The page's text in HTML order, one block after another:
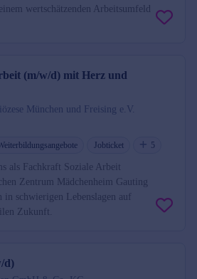
wertschätzenden Arbeitsumfeld
(m/w/d) mit Herz und
München und Freising e.V.
Jobticket 5
als Fachkraft Soziale Arbeit
Zentrum Mädchenheim Gauting
in schwierigen Lebenslagen auf
Zukunft.
d)